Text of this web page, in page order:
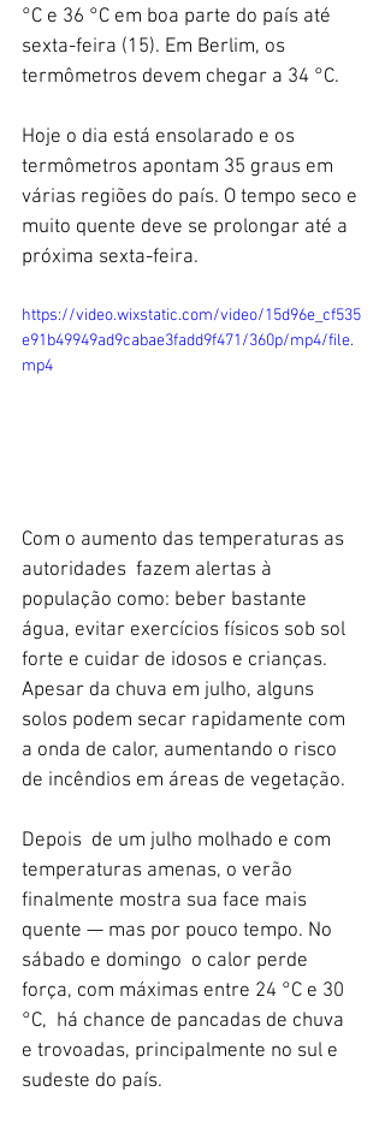
°C e 36 °C em boa parte do país até
sexta-feira (15). Em Berlim, os
termômetros devem chegar a 34 °C.
Hoje o dia está ensolarado e os
termômetros apontam 35 graus em
várias regiões do país. O tempo seco e
muito quente deve se prolongar até a
próxima sexta-feira.
https://video.wixstatic.com/video/15d96e_cf535
e91b49949ad9cabae3fadd9f471/360p/mp4/file.
mp4
Com o aumento das temperaturas as
autoridades  fazem alertas à
população como: beber bastante
água, evitar exercícios físicos sob sol
forte e cuidar de idosos e crianças.
Apesar da chuva em julho, alguns
solos podem secar rapidamente com
a onda de calor, aumentando o risco
de incêndios em áreas de vegetação.
Depois  de um julho molhado e com
temperaturas amenas, o verão
finalmente mostra sua face mais
quente — mas por pouco tempo. No
sábado e domingo  o calor perde
força, com máximas entre 24 °C e 30
°C,  há chance de pancadas de chuva
e trovoadas, principalmente no sul e
sudeste do país.